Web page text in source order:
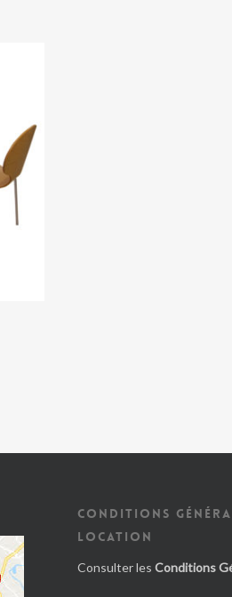
CONDITIONS
LOCATION
Consulter les Conditions